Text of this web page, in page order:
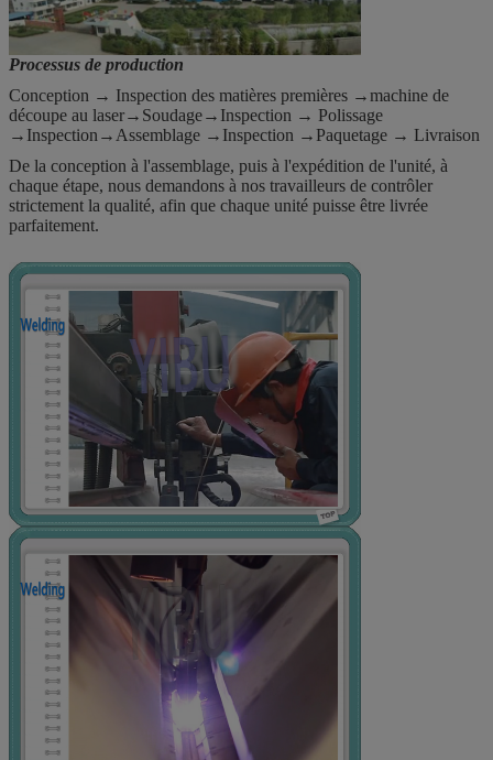
Processus de production
Conception → Inspection des matières premières →machine de
découpe au laser→Soudage→Inspection → Polissage
→Inspection→Assemblage →Inspection →Paquetage → Livraison
De la conception à l'assemblage, puis à l'expédition de l'unité, à
chaque étape, nous demandons à nos travailleurs de contrôler
strictement la qualité, afin que chaque unité puisse être livrée
parfaitement.